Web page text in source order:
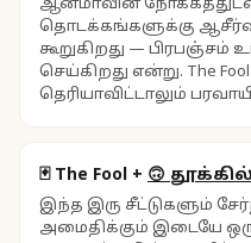
ஆன்மாவின் நோக்கத்துடன்
தொடக்கங்களுக்கு
கூறுகிறது — பிரபஞ்சம்
செய்கிறது என்று. The
தெரியாவிட்டாலும்
🃏 The Fool + 🙃
இந்த இரு சீட்டுகளும்
அமைதிக்கும் இடையே